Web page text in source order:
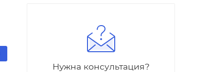
Нужна консультация?